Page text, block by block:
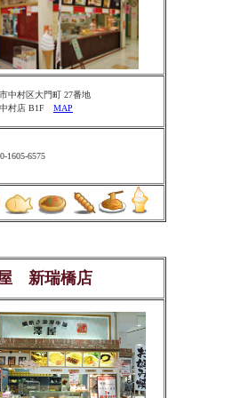
中村区大門町 27番地
村店 B1F MAP
1605-6575
新瑞橋店